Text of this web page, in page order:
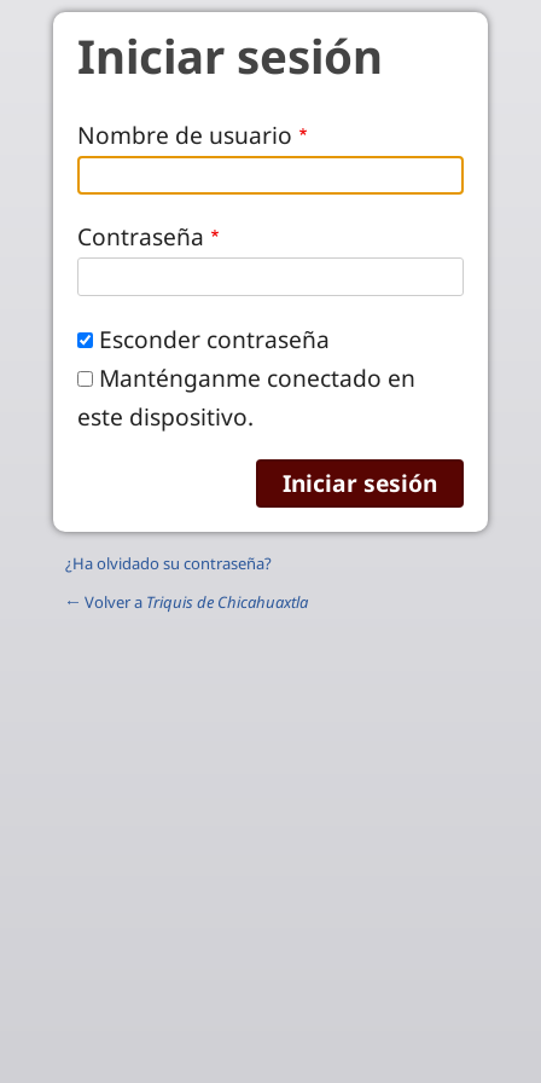
Pasar al contenido principal
Iniciar sesión
Nombre de usuario
Contraseña
Esconder contraseña
Manténganme conectado en
este dispositivo.
¿Ha olvidado su contraseña?
← Volver a Triquis de Chicahuaxtla